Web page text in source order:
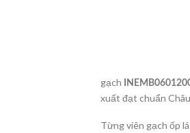
gạch
xuất đạt chuẩn
Từng viên gạch ốp